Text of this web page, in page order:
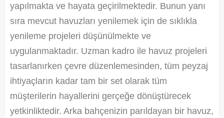
yapılmakta ve hayata geçirilmektedir. Bunun yanı
sıra mevcut havuzları yenilemek için de sıklıkla
yenileme projeleri düşünülmekte ve
uygulanmaktadır. Uzman kadro ile havuz projeleri
tasarlanırken çevre düzenlemesinden, tüm peyzaj
ihtiyaçların kadar tam bir set olarak tüm
müşterilerin hayallerini gerçeğe dönüştürecek
yetkinliktedir. Arka bahçenizin parıldayan bir havuz,